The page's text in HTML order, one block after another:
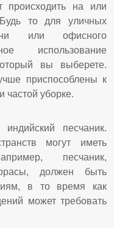
происходить на или
Будь то для уличных
или офисного
использование
вы выберете.
приспособлены к
частой уборке.
песчаник.
могут иметь
песчаник,
должен быть
в то время как
может требовать